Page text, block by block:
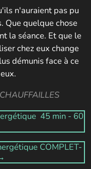
n'auraient pas pu
Que quelque chose
la séance. Et que le
chez eux change
démunis face à ce
45 min - 60
COMPLET-